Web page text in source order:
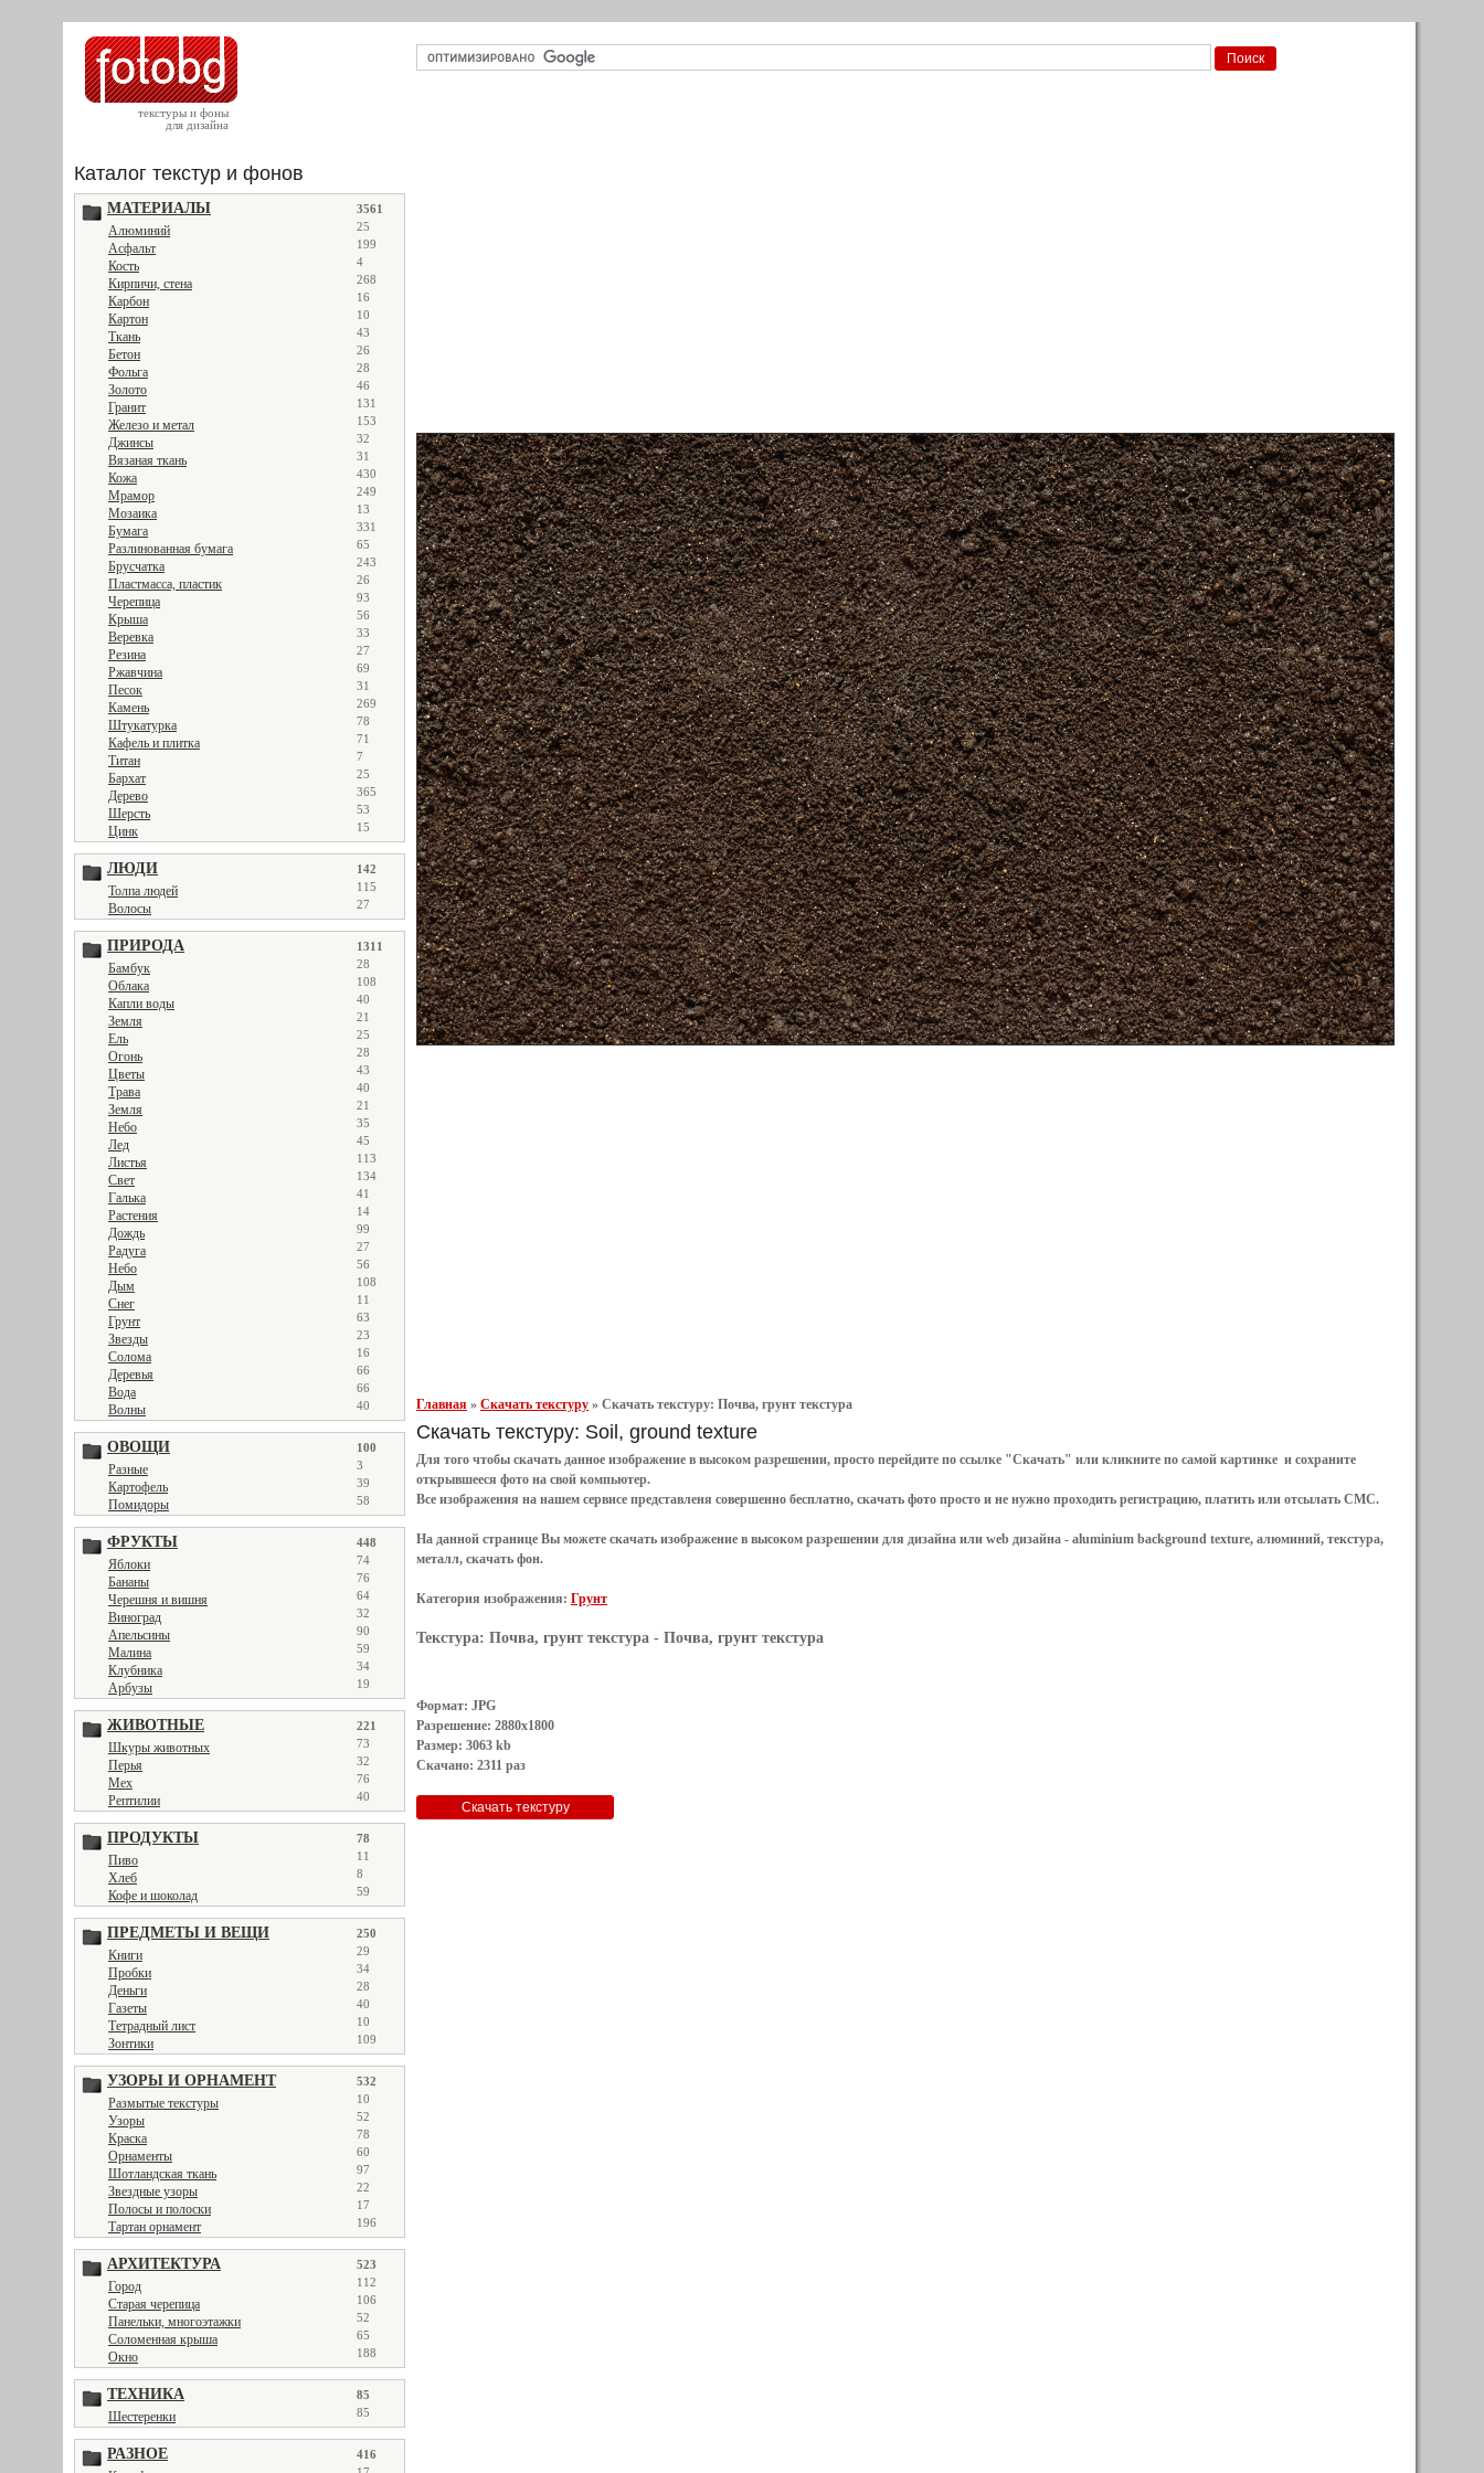
текстуры и фоны
для дизайна
Каталог текстур и фонов
МАТЕРИАЛЫ 3561
Алюминий 25
Асфальт 199
Кость 4
Кирпичи, стена 268
Карбон 16
Картон 10
Ткань 43
Бетон 26
Фольга 28
Золото 46
Гранит 131
Железо и метал 153
Джинсы 32
Вязаная ткань 31
Кожа 430
Мрамор 249
Мозаика 13
Бумага 331
Разлинованная бумага 65
Брусчатка 243
Пластмасса, пластик 26
Черепица 93
Крыша 56
Веревка 33
Резина 27
Ржавчина 69
Песок 31
Камень 269
Штукатурка 78
Кафель и плитка 71
Титан 7
Бархат 25
Дерево 365
Шерсть 53
Цинк 15
ЛЮДИ 142
Толпа людей 115
Волосы 27
ПРИРОДА 1311
Бамбук 28
Облака 108
Капли воды 40
Земля 21
Ель 25
Огонь 28
Цветы 43
Трава 40
Земля 21
Небо 35
Лед 45
Листья 113
Свет 134
Галька 41
Растения 14
Дождь 99
Радуга 27
Небо 56
Дым 108
Снег 11
Грунт 63
Звезды 23
Солома 16
Деревья 66
Вода 66
Волны 40
ОВОЩИ 100
Разные 3
Картофель 39
Помидоры 58
ФРУКТЫ 448
Яблоки 74
Бананы 76
Черешня и вишня 64
Виноград 32
Апельсины 90
Малина 59
Клубника 34
Арбузы 19
ЖИВОТНЫЕ 221
Шкуры животных 73
Перья 32
Мех 76
Рептилии 40
ПРОДУКТЫ 78
Пиво 11
Хлеб 8
Кофе и шоколад 59
ПРЕДМЕТЫ И ВЕЩИ 250
Книги 29
Пробки 34
Деньги 28
Газеты 40
Тетрадный лист 10
Зонтики 109
УЗОРЫ И ОРНАМЕНТ 532
Размытые текстуры 10
Узоры 52
Краска 78
Орнаменты 60
Шотландская ткань 97
Звездные узоры 22
Полосы и полоски 17
Тартан орнамент 196
АРХИТЕКТУРА 523
Город 112
Старая черепица 106
Панельки, многоэтажки 52
Соломенная крыша 65
Окно 188
ТЕХНИКА 85
Шестеренки 85
РАЗНОЕ 416
Главная » Скачать текстуру » Скачать текстуру: Почва, грунт текстура
Скачать текстуру: Soil, ground texture
Для того чтобы скачать данное изображение в высоком разрешении, просто перейдите по ссылке "Скачать" или кликните по самой картинке и сохраните
открывшееся фото на свой компьютер.
Все изображения на нашем сервисе представленя совершенно бесплатно, скачать фото просто и не нужно проходить регистрацию, платить или отсылать СМС.
На данной странице Вы можете скачать изображение в высоком разрешении для дизайна или web дизайна - aluminium background texture, алюминий, текстура,
металл, скачать фон.
Категория изображения: Грунт
Текстура: Почва, грунт текстура - Почва, грунт текстура
Формат: JPG
Разрешение: 2880x1800
Размер: 3063 kb
Скачано: 2311 раз